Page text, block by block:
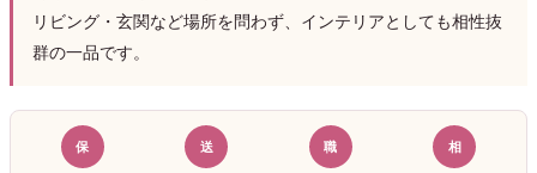
リビング・玄関など場所を問わず、インテリアとしても相性抜
群の一品です。
保 送 職 相